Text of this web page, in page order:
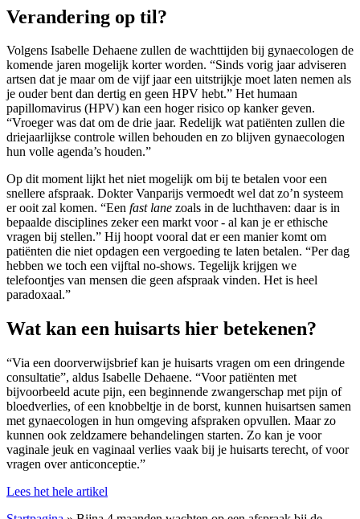
Verandering op til?
Volgens Isabelle Dehaene zullen de wachttijden bij gynaecologen de
komende jaren mogelijk korter worden. “Sinds vorig jaar adviseren
artsen dat je maar om de vijf jaar een uitstrijkje moet laten nemen als
je ouder bent dan dertig en geen HPV hebt.” Het humaan
papillomavirus (HPV) kan een hoger risico op kanker geven.
“Vroeger was dat om de drie jaar. Redelijk wat patiënten zullen die
driejaarlijkse controle willen behouden en zo blijven gynaecologen
hun volle agenda’s houden.”
Op dit moment lijkt het niet mogelijk om bij te betalen voor een
snellere afspraak. Dokter Vanparijs vermoedt wel dat zo’n systeem
er ooit zal komen. “Een fast lane zoals in de luchthaven: daar is in
bepaalde disciplines zeker een markt voor - al kan je er ethische
vragen bij stellen.” Hij hoopt vooral dat er een manier komt om
patiënten die niet opdagen een vergoeding te laten betalen. “Per dag
hebben we toch een vijftal no-shows. Tegelijk krijgen we
telefoontjes van mensen die geen afspraak vinden. Het is heel
paradoxaal.”
Wat kan een huisarts hier betekenen?
“Via een doorverwijsbrief kan je huisarts vragen om een dringende
consultatie”, aldus Isabelle Dehaene. “Voor patiënten met
bijvoorbeeld acute pijn, een beginnende zwangerschap met pijn of
bloedverlies, of een knobbeltje in de borst, kunnen huisartsen samen
met gynaecologen in hun omgeving afspraken opvullen. Maar zo
kunnen ook zeldzamere behandelingen starten. Zo kan je voor
vaginale jeuk en vaginaal verlies vaak bij je huisarts terecht, of voor
vragen over anticonceptie.”
Lees het hele artikel